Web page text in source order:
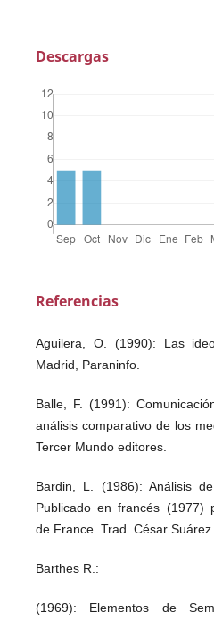
Descargas
Referencias
Aguilera, O. (1990): Las
Madrid, Paraninfo.
Balle, F. (1991):
análisis comparativo de los
Tercer Mundo editores.
Bardin, L. (1986): Análisis
Publicado en francés (1977)
de France. Trad. César Suárez.
Barthes R.:
(1969): Elementos de